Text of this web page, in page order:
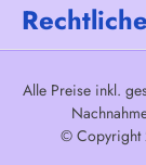
Alle Preise inkl.
© Copyright